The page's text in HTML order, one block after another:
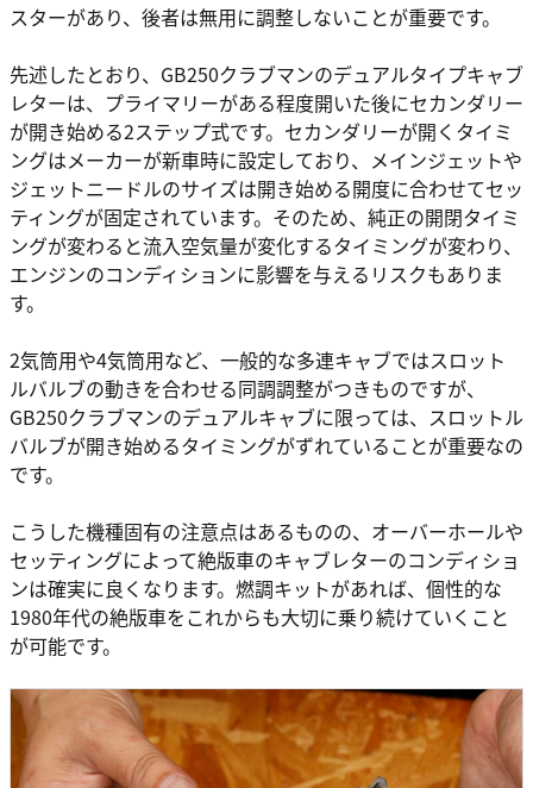
スターがあり、後者は無用に調整しないことが重要です。
先述したとおり、GB250クラブマンのデュアルタイプキャブ
レターは、プライマリーがある程度開いた後にセカンダリー
が開き始める2ステップ式です。セカンダリーが開くタイミ
ングはメーカーが新車時に設定しており、メインジェットや
ジェットニードルのサイズは開き始める開度に合わせてセッ
ティングが固定されています。そのため、純正の開閉タイミ
ングが変わると流入空気量が変化するタイミングが変わり、
エンジンのコンディションに影響を与えるリスクもありま
す。
2気筒用や4気筒用など、一般的な多連キャブではスロット
ルバルブの動きを合わせる同調調整がつきものですが、
GB250クラブマンのデュアルキャブに限っては、スロットル
バルブが開き始めるタイミングがずれていることが重要なの
です。
こうした機種固有の注意点はあるものの、オーバーホールや
セッティングによって絶版車のキャブレターのコンディショ
ンは確実に良くなります。燃調キットがあれば、個性的な
1980年代の絶版車をこれからも大切に乗り続けていくこと
が可能です。